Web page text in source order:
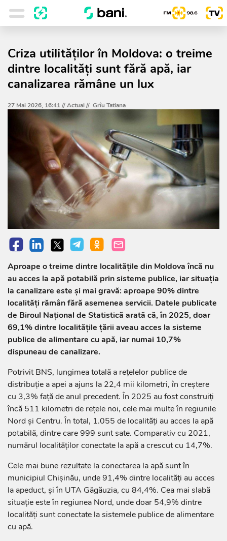
Criza utilităților în Moldova: o treime
dintre localități sunt fără apă, iar
canalizarea rămâne un lux
27 Mai 2026, 16:41 //Actual// Grîu Tatiana
Aproape o treime dintre localitățile din Moldova încă nu
au acces la apă potabilă prin sisteme publice, iar situația
la canalizare este și mai gravă: aproape 90% dintre
localități rămân fără asemenea servicii. Datele publicate
de Biroul Național de Statistică arată că, în 2025, doar
69,1% dintre localitățile țării aveau acces la sisteme
publice de alimentare cu apă, iar numai 10,7%
dispuneau de canalizare.
Potrivit BNS, lungimea totală a rețelelor publice de
distribuție a apei a ajuns la 22,4 mii kilometri, în creștere
cu 3,3% față de anul precedent. În 2025 au fost construiți
încă 511 kilometri de rețele noi, cele mai multe în regiunile
Nord și Centru. În total, 1.055 de localități au acces la apă
potabilă, dintre care 999 sunt sate. Comparativ cu 2021,
numărul localităților conectate la apă a crescut cu 14,7%.
Cele mai bune rezultate la conectarea la apă sunt în
municipiul Chișinău, unde 91,4% dintre localități au acces
la apeduct, și în UTA Găgăuzia, cu 84,4%. Cea mai slabă
situație este în regiunea Nord, unde doar 54,9% dintre
localități sunt conectate la sistemele publice de alimentare
cu apă.